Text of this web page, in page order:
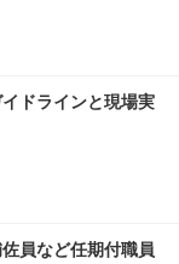
ドラインと現場実
員など任期付職員